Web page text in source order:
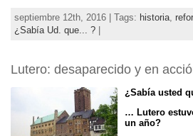
septiembre 12th, 2016 | Tags: historia
¿Sabía Ud. que... ?
Lutero: desaparecido y en
¿Sabía usted
… Lutero
un año?